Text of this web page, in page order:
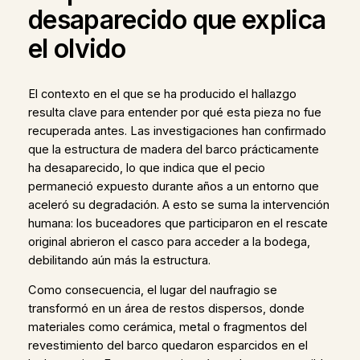
desaparecido que explica
el olvido
El contexto en el que se ha producido el hallazgo
resulta clave para entender por qué esta pieza no fue
recuperada antes. Las investigaciones han confirmado
que la estructura de madera del barco prácticamente
ha desaparecido, lo que indica que el pecio
permaneció expuesto durante años a un entorno que
aceleró su degradación. A esto se suma la intervención
humana: los buceadores que participaron en el rescate
original abrieron el casco para acceder a la bodega,
debilitando aún más la estructura.
Como consecuencia, el lugar del naufragio se
transformó en un área de restos dispersos, donde
materiales como cerámica, metal o fragmentos del
revestimiento del barco quedaron esparcidos en el